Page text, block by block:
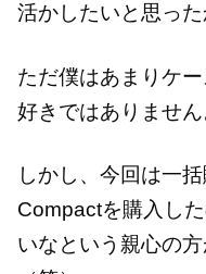
活かしたいと思った
ただ僕はあまりケ
好きではありません
しかし、今回は一
Compactを購入し
いなという親心の